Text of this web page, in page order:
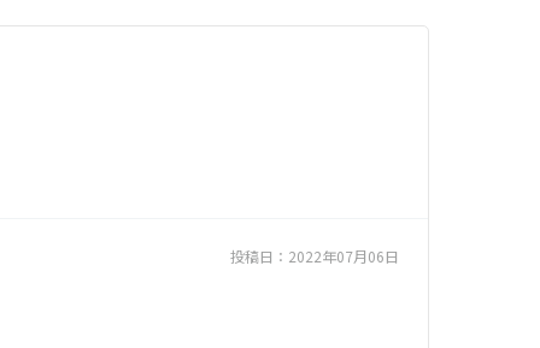
投稿日： 2022年07月06日